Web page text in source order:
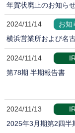
年賀状廃止のお知ら
2024/11/14
お知
横浜営業所および名
2024/11/14
IR
第78期 半期報告書
2024/11/13
2025年3月期第2四半